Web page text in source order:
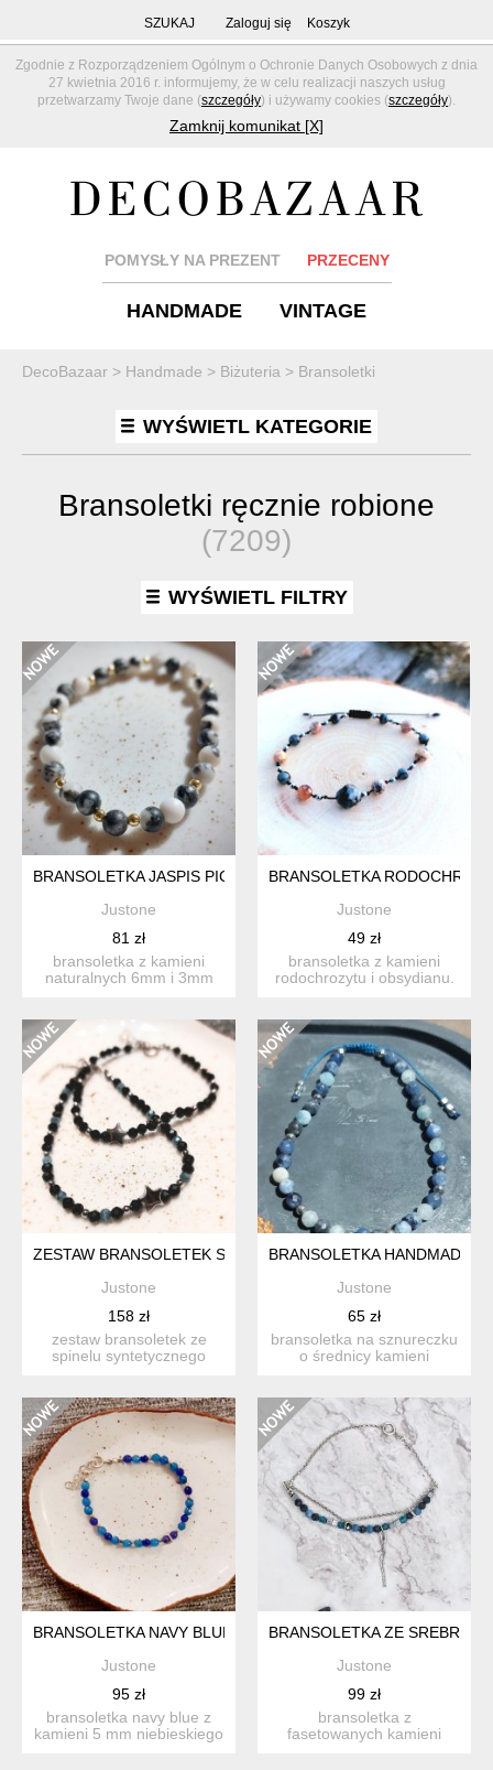
Zgodnie z Rozporządzeniem Ogólnym o Ochronie Danych Osobowych z dnia
27 kwietnia 2016 r. informujemy, że w celu realizacji naszych usług
przetwarzamy Twoje dane (szczegóły) i używamy cookies (szczegóły).
Zamknij komunikat [X]
SZUKAJ Zaloguj się Koszyk
POMYSŁY NA PREZENT PRZECENY
HANDMADE VINTAGE
DecoBazaar > Handmade > Biżuteria > Bransoletki
WYŚWIETL KATEGORIE
Bransoletki ręcznie robione
(7209)
WYŚWIETL FILTRY
BRANSOLETKA JASPIS PICASSO I ZŁOTY HEMATYT
Justone
81 zł
bransoletka z kamieni
naturalnych 6mm i 3mm
BRANSOLETKA
Justone
49 zł
bransoletka z kamieni
rodochrozytu i obsydianu.
ZESTAW BRANSOLETEK SPINEL CZARNY Z HEMATYTEM
Justone
158 zł
zestaw bransoletek ze
spinelu syntetycznego
BRANSOLETKA HANDMADE
Justone
65 zł
bransoletka na sznureczku
o średnicy kamieni
BRANSOLETKA NAVY BLUE
Justone
95 zł
bransoletka navy blue z
kamieni 5 mm niebieskiego
BRANSOLETKA ZE
Justone
99 zł
bransoletka z
fasetowanych kamieni